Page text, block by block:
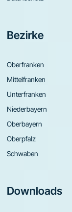
Bezirke
Oberfranken
Mittelfranken
Unterfranken
Niederbayern
Oberbayern
Oberpfalz
Schwaben
Downloads